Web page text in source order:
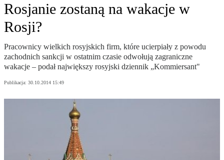
Rosjanie zostaną na wakacje w
Rosji?
Pracownicy wielkich rosyjskich firm, które ucierpiały z powodu
zachodnich sankcji w ostatnim czasie odwołują zagraniczne
wakacje – podał największy rosyjski dziennik „Kommiersant"
Publikacja: 30.10.2014 15:49